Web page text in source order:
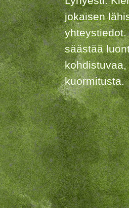
jokaisen
säästää
kuormitusta.